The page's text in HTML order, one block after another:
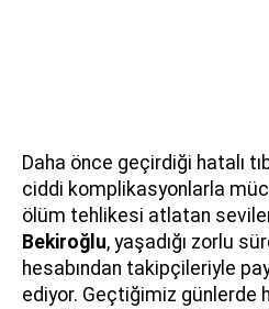
Daha önce geçirdiği hatalı
ciddi komplikasyonlarla
ölüm tehlikesi atlatan
Bekiroğlu, yaşadığı zorlu
hesabından takipçileriyle
ediyor. Geçtiğimiz günlerde